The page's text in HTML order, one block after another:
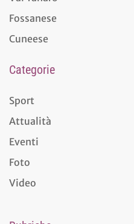
Fossanese
Cuneese
Categorie
Sport
Attualità
Eventi
Foto
Video